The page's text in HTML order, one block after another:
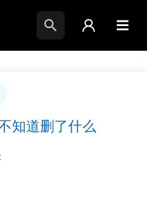
知道删了什么